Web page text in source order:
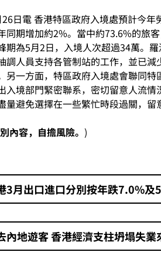
日電 香港特區政府入境處預計今
同期增加約2%。當中約73.6%的旅
期為5月2日，入境人次超過34萬。
調人員支持各管制站的工作，並已
另一方面，特區政府入境處會聯同
入境部門緊密聯系，密切留意人流
量避免選擇在一些繁忙時段過關，留
內容，自擔風險。 )
3月出口進口分別按年跌7.0%及
內地遊客 香港經濟支柱坍塌失業